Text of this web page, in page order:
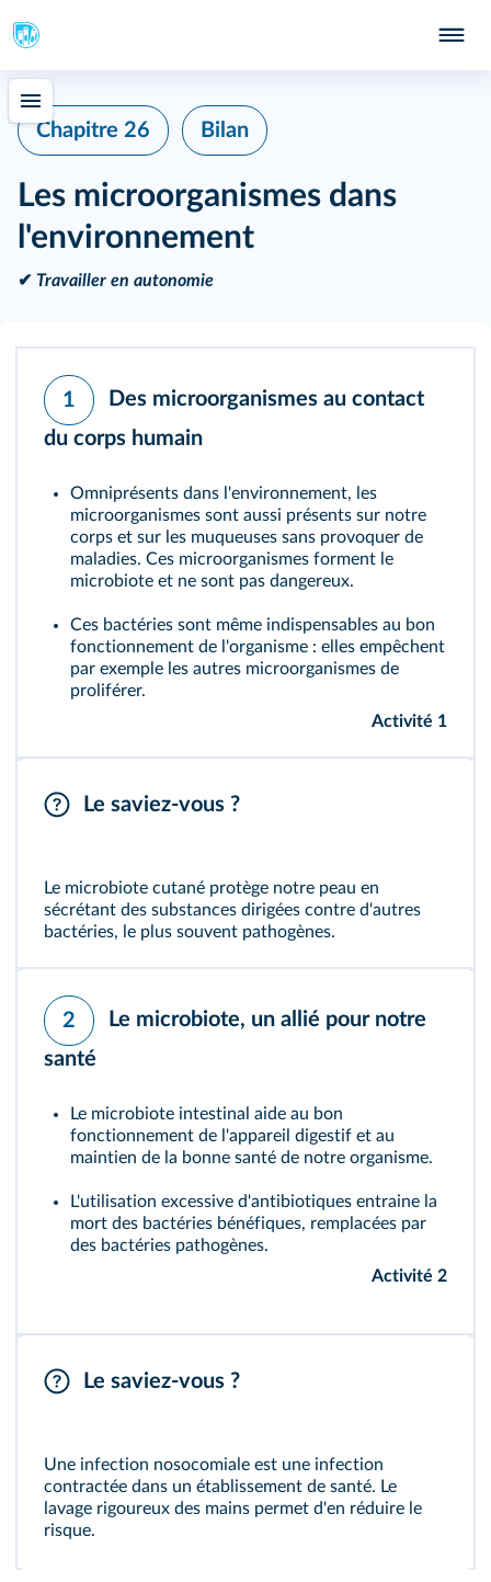
Chapitre 26 Bilan
Les microorganismes dans
l'environnement
✔ Travailler en autonomie
1
Des microorganismes au contact
du corps humain
Omniprésents dans l'environnement, les
microorganismes sont aussi présents sur notre
corps et sur les muqueuses sans provoquer de
maladies. Ces microorganismes forment le
microbiote et ne sont pas dangereux.
Ces bactéries sont même indispensables au bon
fonctionnement de l'organisme : elles empêchent
par exemple les autres microorganismes de
proliférer.
Activité 1
Le saviez-vous ?
Le microbiote cutané protège notre peau en
sécrétant des substances dirigées contre d'autres
bactéries, le plus souvent pathogènes.
2
Le microbiote, un allié pour notre
santé
Le microbiote intestinal aide au bon
fonctionnement de l'appareil digestif et au
maintien de la bonne santé de notre organisme.
L'utilisation excessive d'antibiotiques entraine la
mort des bactéries bénéfiques, remplacées par
des bactéries pathogènes.
Activité 2
Le saviez-vous ?
Une infection nosocomiale est une infection
contractée dans un établissement de santé. Le
lavage rigoureux des mains permet d'en réduire le
risque.